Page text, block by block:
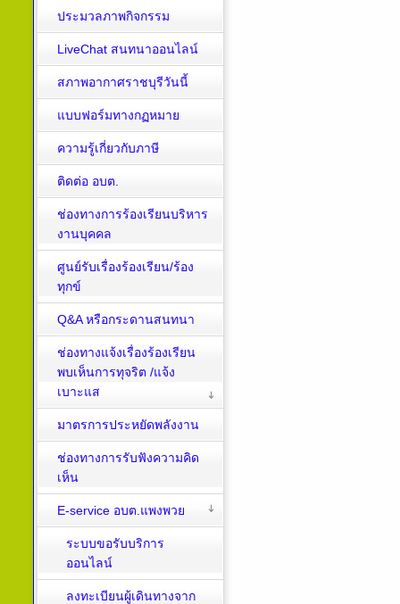
ประมวลภาพกิจกรรม
LiveChat สนทนาออนไลน์
สภาพอากาศราชบุรีวันนี้
แบบฟอร์มทางกฏหมาย
ความรู้เกี่ยวกับภาษี
ติดต่อ อบต.
ช่องทางการร้องเรียนบริหาร
งานบุคคล
ศูนย์รับเรื่องร้องเรียน/ร้อง
ทุกข์
Q&A หรือกระดานสนทนา
ช่องทางแจ้งเรื่องร้องเรียน
พบเห็นการทุจริต /แจ้ง
เบาะแส
มาตรการประหยัดพลังงาน
ช่องทางการรับฟังความคิด
เห็น
E-service อบต.แพงพวย
ระบบขอรับบริการ
ออนไลน์
ลงทะเบียนผู้เดินทางจาก